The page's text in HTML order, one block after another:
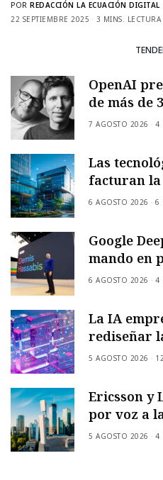
POR REDACCIÓN LA ECUACIÓN DIGITAL
22 SEPTIEMBRE 2025
3 MINS. LECTURA
OpenAI
de más de
7 AGOSTO 2026 4
Las
facturan
6 AGOSTO 2026 6
Google
mando en
6 AGOSTO 2026 4
La IA
rediseñar
5 AGOSTO 2026
Ericsson y
por voz a
5 AGOSTO 2026 4